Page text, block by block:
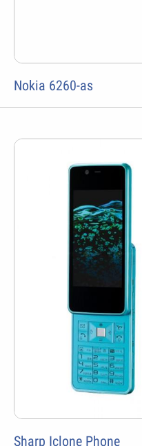
Nokia 6260-as
Sharp Iclone Phone